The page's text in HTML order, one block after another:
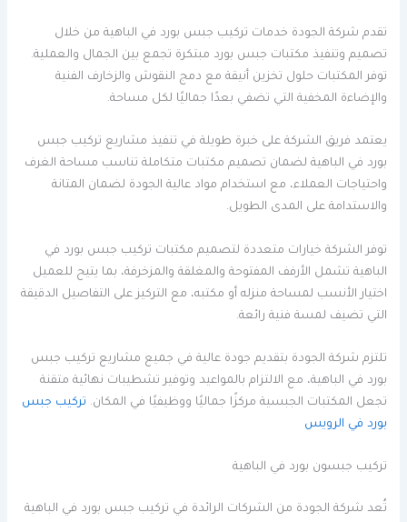
تقدم شركة الجودة خدمات تركيب جبس بورد في الباهية من خلال
تصميم وتنفيذ مكتبات جبس بورد مبتكرة تجمع بين الجمال والعملية.
توفر المكتبات حلول تخزين أنيقة مع دمج النقوش والزخارف الفنية
والإضاءة المخفية التي تضفي بعدًا جماليًا لكل مساحة.
يعتمد فريق الشركة على خبرة طويلة في تنفيذ مشاريع تركيب جبس
بورد في الباهية لضمان تصميم مكتبات متكاملة تناسب مساحة الغرف
واحتياجات العملاء، مع استخدام مواد عالية الجودة لضمان المتانة
والاستدامة على المدى الطويل.
توفر الشركة خيارات متعددة لتصميم مكتبات تركيب جبس بورد في
الباهية تشمل الأرفف المفتوحة والمغلقة والمزخرفة، بما يتيح للعميل
اختيار الأنسب لمساحة منزله أو مكتبه، مع التركيز على التفاصيل الدقيقة
التي تضيف لمسة فنية رائعة.
تلتزم شركة الجودة بتقديم جودة عالية في جميع مشاريع تركيب جبس
بورد في الباهية، مع الالتزام بالمواعيد وتوفير تشطيبات نهائية متقنة
تجعل المكتبات الجبسية مركزًا جماليًا ووظيفيًا في المكان. تركيب جبس
بورد في الرويس
تركيب جبسون بورد في الباهية
تُعد شركة الجودة من الشركات الرائدة في تركيب جبس بورد في الباهية